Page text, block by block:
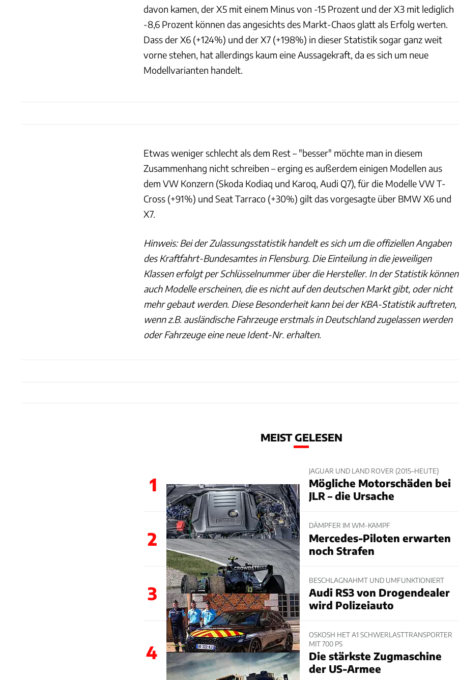
davon kamen, der X5 mit einem Minus von -15 Prozent und der X3 mit lediglich
-8,6 Prozent können das angesichts des Markt-Chaos glatt als Erfolg werten.
Dass der X6 (+124%) und der X7 (+198%) in dieser Statistik sogar ganz weit
vorne stehen, hat allerdings kaum eine Aussagekraft, da es sich um neue
Modellvarianten handelt.
Etwas weniger schlecht als dem Rest – "besser" möchte man in diesem
Zusammenhang nicht schreiben – erging es außerdem einigen Modellen aus
dem VW Konzern (Skoda Kodiaq und Karoq, Audi Q7), für die Modelle VW T-
Cross (+91%) und Seat Tarraco (+30%) gilt das vorgesagte über BMW X6 und
X7.
Hinweis: Bei der Zulassungsstatistik handelt es sich um die offiziellen Angaben
des Kraftfahrt-Bundesamtes in Flensburg. Die Einteilung in die jeweiligen
Klassen erfolgt per Schlüsselnummer über die Hersteller. In der Statistik können
auch Modelle erscheinen, die es nicht auf den deutschen Markt gibt, oder nicht
mehr gebaut werden. Diese Besonderheit kann bei der KBA-Statistik auftreten,
wenn z.B. ausländische Fahrzeuge erstmals in Deutschland zugelassen werden
oder Fahrzeuge eine neue Ident-Nr. erhalten.
MEIST GELESEN
1
JAGUAR UND LAND ROVER (2015–HEUTE)
Mögliche Motorschäden bei
JLR – die Ursache
2
DÄMPFER IM WM-KAMPF
Mercedes-Piloten erwarten
noch Strafen
3
BESCHLAGNAHMT UND UMFUNKTIONIERT
Audi RS3 von Drogendealer
wird Polizeiauto
4
OSKOSH HET A1 SCHWERLASTTRANSPORTER
MIT 700 PS
Die stärkste Zugmaschine
der US-Armee